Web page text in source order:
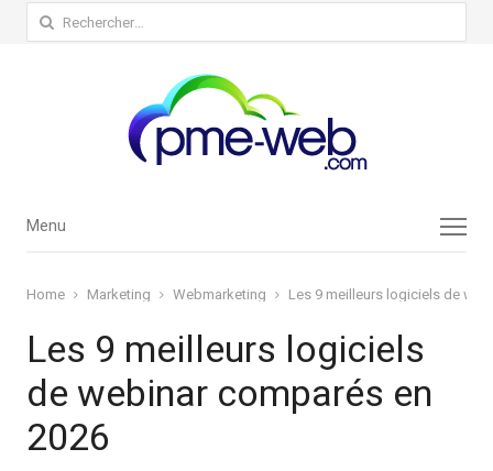
Rechercher :
Menu
Menu
Home Marketing Webmarketing Les 9 meilleurs logiciels de
Les 9 meilleurs logiciels
de webinar comparés en
2026